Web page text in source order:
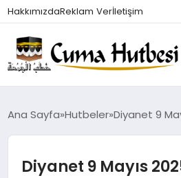
HakkımızdaReklam Verİletişim
HUTBELER
GÜNDEM
Ana Sayfa Hutbeler Diyanet 9
Diyanet 9 Mayıs